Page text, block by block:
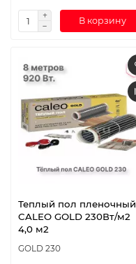
В корзину
Теплый пол пленочный
CALEO GOLD 230Вт/м2
4,0 м2
GOLD 230